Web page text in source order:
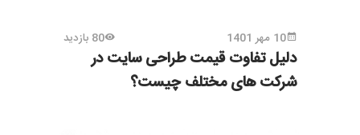
10 مهر 1401 80 بازدید
دلیل تفاوت قیمت طراحی سایت در
شرکت های مختلف چیست؟